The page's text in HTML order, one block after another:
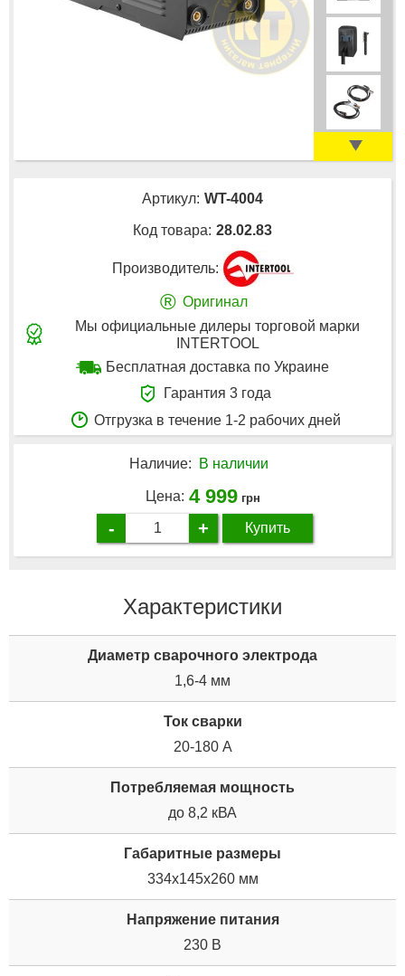
Артикул: WT-4004
Код товара: 28.02.83
Производитель:
® Оригинал
Мы официальные дилеры торговой марки
INTERTOOL
Бесплатная доставка по Украине
Гарантия 3 года
Отгрузка в течение 1-2 рабочих дней
Наличие: В наличии
Цена: 4 999 грн
- + Купить
Характеристики
Диаметр сварочного электрода
1,6-4 мм
Ток сварки
20-180 А
Потребляемая мощность
до 8,2 кВА
Габаритные размеры
334х145х260 мм
Напряжение питания
230 В